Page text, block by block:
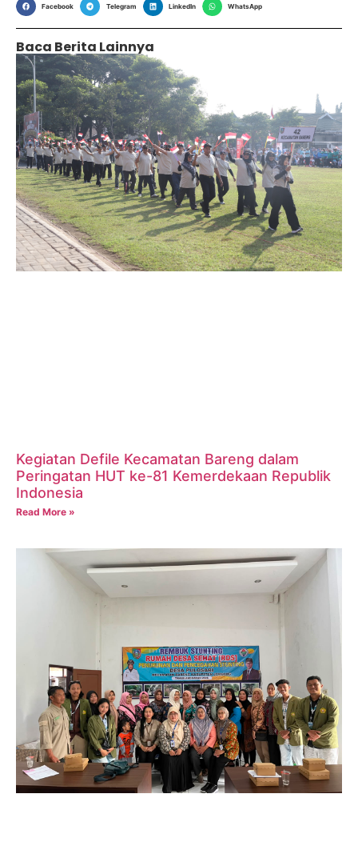
Facebook Telegram LinkedIn WhatsApp
Baca Berita Lainnya
Kegiatan Defile Kecamatan Bareng dalam
Peringatan HUT ke-81 Kemerdekaan Republik
Indonesia
Read More »